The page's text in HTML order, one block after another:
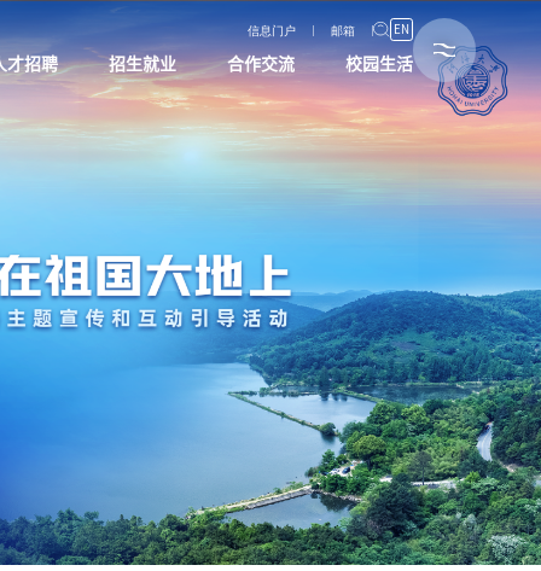
信息门户 邮箱 EN
才招聘 招生就业 合作交流 校园生活